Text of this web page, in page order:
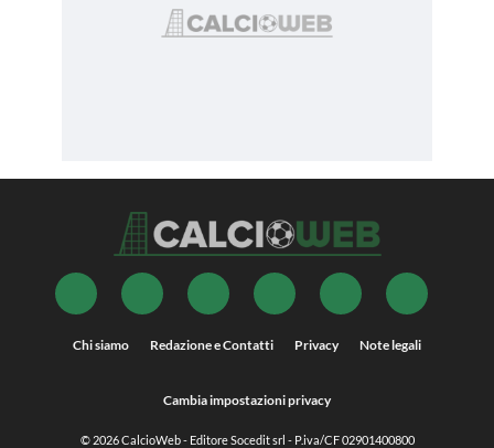
Chi siamo Redazione e Contatti Privacy Note legali
Cambia impostazioni privacy
© 2026CalcioWeb- Editore Socedit srl - P.iva/CF 02901400800